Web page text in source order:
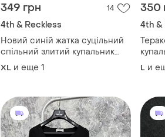
349 грн 14
4th & Reckless
Новий синій жатка суцільний
спільний злитий купальник
бандо батал 14/16
XL и еще 1
350
4th &
L и